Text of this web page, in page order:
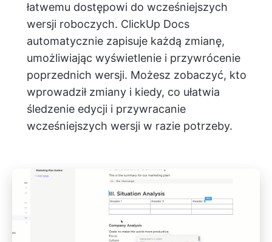
łatwemu dostępowi do wcześniejszych
wersji roboczych. ClickUp Docs
automatycznie zapisuje każdą zmianę,
umożliwiając wyświetlenie i przywrócenie
poprzednich wersji. Możesz zobaczyć, kto
wprowadził zmiany i kiedy, co ułatwia
śledzenie edycji i przywracanie
wcześniejszych wersji w razie potrzeby.